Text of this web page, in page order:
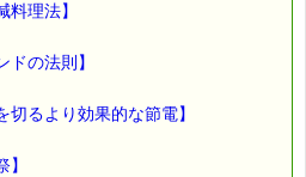
理法】
の法則】
るより効果的な節電】